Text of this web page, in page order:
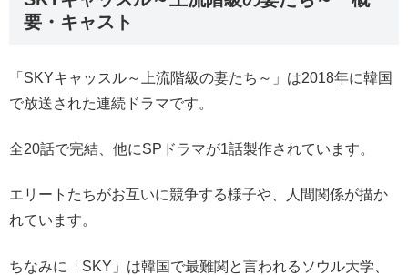
要・キャスト
「SKYキャッスル～上流階級の妻たち～」は2018年に韓国
で放送された連続ドラマです。
全20話で完結、他にSPドラマが1話製作されています。
エリートたちがお互いに競争する様子や、人間関係が描か
れています。
ちなみに「SKY」は韓国で最難関と言われるソウル大学、